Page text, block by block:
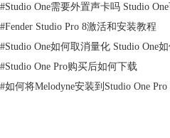
#Studio One需要外置声卡吗 Studio
#Fender Studio Pro 8激活和安装教程
#Studio One如何取消量化 Studio One
#Studio One Pro购买后如何下载
#如何将Melodyne安装到Studio One Pro